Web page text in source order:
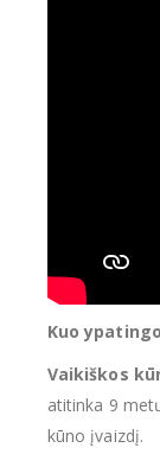
Kuo
Vaikiškos
atitinka 9
kūno įvaizdį.